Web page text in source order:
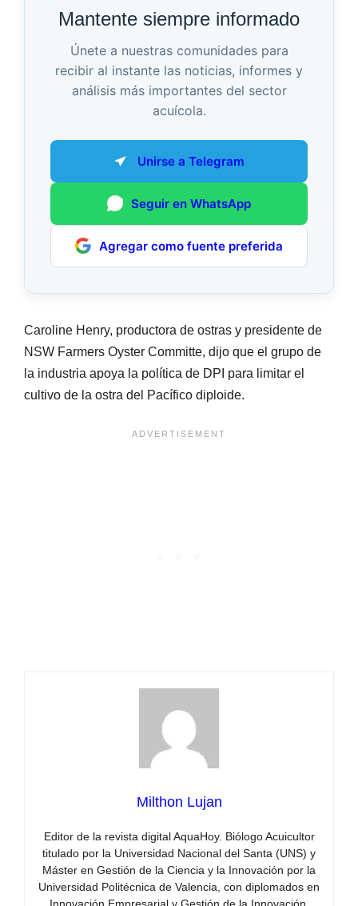
Mantente siempre informado
Únete a nuestras comunidades para
recibir al instante las noticias, informes y
análisis más importantes del sector
acuícola.
Unirse a Telegram
Seguir en WhatsApp
Agregar como fuente preferida
Caroline Henry, productora de ostras y presidente de
NSW Farmers Oyster Committe, dijo que el grupo de
la industria apoya la política de DPI para limitar el
cultivo de la ostra del Pacífico diploide.
Milthon Lujan
Editor de la revista digital AquaHoy. Biólogo Acuicultor
titulado por la Universidad Nacional del Santa (UNS) y
Máster en Gestión de la Ciencia y la Innovación por la
Universidad Politécnica de Valencia, con diplomados en
Innovación Empresarial y Gestión de la Innovación.